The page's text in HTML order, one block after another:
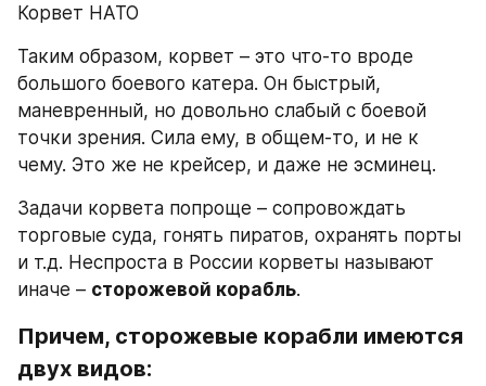
Корвет НАТО
Таким образом, корвет – это что-то вроде
большого боевого катера. Он быстрый,
маневренный, но довольно слабый с боевой
точки зрения. Сила ему, в общем-то, и не к
чему. Это же не крейсер, и даже не эсминец.
Задачи корвета попроще – сопровождать
торговые суда, гонять пиратов, охранять порты
и т.д. Неспроста в России корветы называют
иначе – сторожевой корабль.
Причем, сторожевые корабли имеются
двух видов: